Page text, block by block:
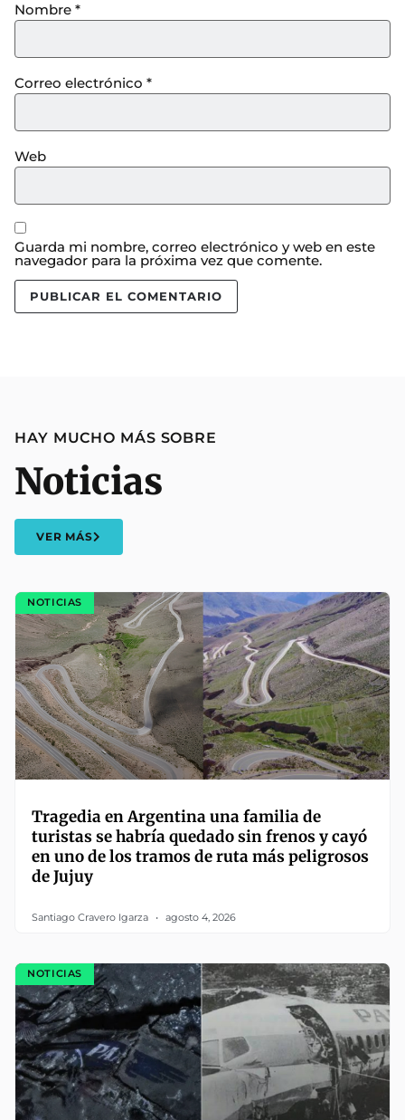
Nombre *
Correo electrónico *
Web
Guarda mi nombre, correo electrónico y web en este
navegador para la próxima vez que comente.
HAY MUCHO MÁS SOBRE
Noticias
VER MÁS
NOTICIAS
Tragedia en Argentina una familia de
turistas se habría quedado sin frenos y cayó
en uno de los tramos de ruta más peligrosos
de Jujuy
Santiago Cravero Igarza agosto 4, 2026
NOTICIAS